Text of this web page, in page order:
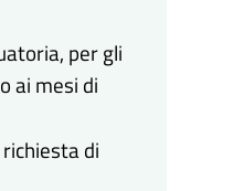
per gli
ai mesi di
di